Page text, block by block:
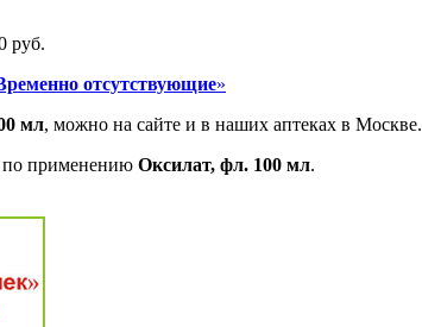
руб.
отсутствующие»
мл, можно на сайте и в наших аптеках в Москве.
по применению Оксилат, фл. 100 мл.